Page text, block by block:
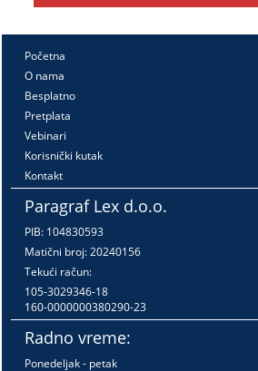
Početna
O nama
Besplatno
Pretplata
Vebinari
Korisnički kutak
Kontakt
Paragraf Lex d.o.o.
PIB: 104830593
Matični broj: 20240156
Tekući račun:
105-3029346-18
160-0000000380290-23
Radno vreme:
Ponedeljak - petak